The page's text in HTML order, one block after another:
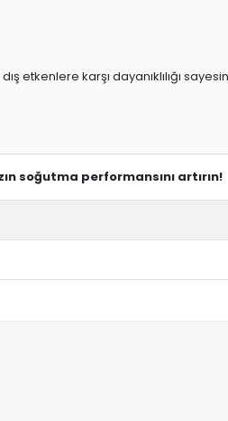
karşı dayanıklılığı
soğutma performansını artırın!